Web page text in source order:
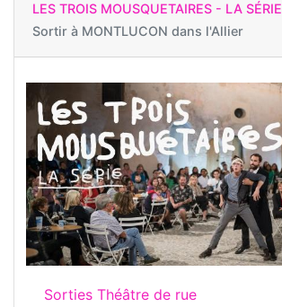
LES TROIS MOUSQUETAIRES - LA SÉRIE
Sortir à MONTLUCON dans l'Allier
Sorties Théâtre de rue